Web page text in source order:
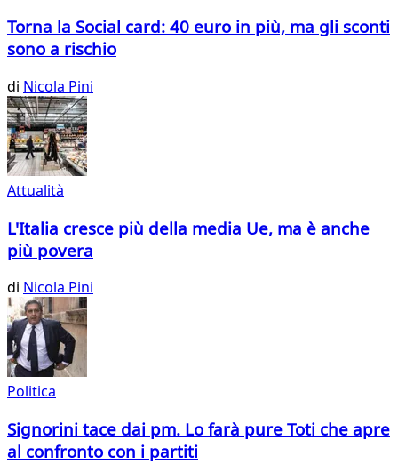
Torna la Social card: 40 euro in più, ma gli sconti
sono a rischio
di Nicola Pini
Attualità
L'Italia cresce più della media Ue, ma è anche
più povera
di Nicola Pini
Politica
Signorini tace dai pm. Lo farà pure Toti che apre
al confronto con i partiti